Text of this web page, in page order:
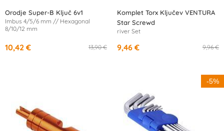
Orodje Super-B Ključ 6v1
Imbus 4/5/6 mm // Hexagonal
8/10/12 mm
13,90 €
10,42 €
Komplet Torx Ključev VENTURA
Star Screwd
river Set
9,96 €
9,46 €
-5%